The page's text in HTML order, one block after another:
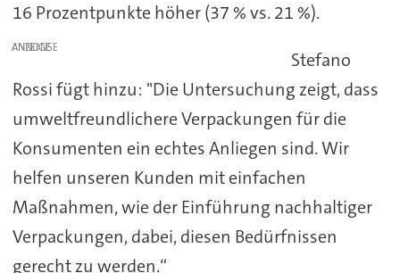
16 Prozentpunkte höher (37 % vs. 21 %).
ANZEIGE
Stefano
Rossi fügt hinzu: "Die Untersuchung zeigt, dass
umweltfreundlichere Verpackungen für die
Konsumenten ein echtes Anliegen sind. Wir
helfen unseren Kunden mit einfachen
Maßnahmen, wie der Einführung nachhaltiger
Verpackungen, dabei, diesen Bedürfnissen
gerecht zu werden.“